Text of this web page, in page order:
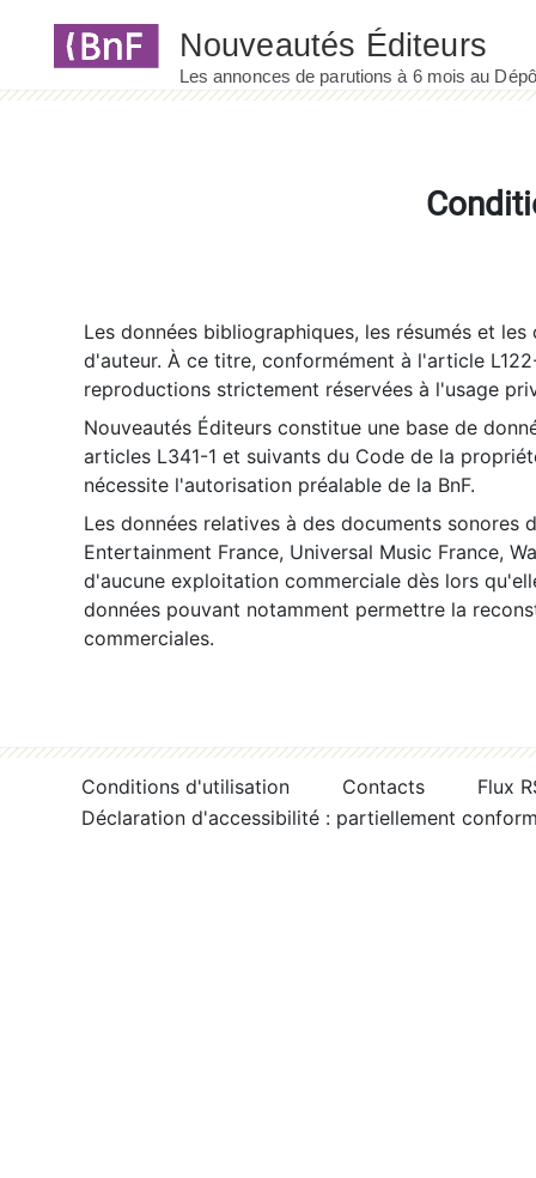
Les données bibliographiques, les résumés et
d'auteur. À ce titre, conformément à l'article
reproductions strictement réservées à l'usage
Nouveautés Éditeurs constitue une base de
articles L341-1 et suivants du Code de la
nécessite l'autorisation préalable de la BnF.
Les données relatives à des documents sonores
Entertainment France, Universal Music France,
d'aucune exploitation commerciale dès lors
données pouvant notamment permettre la
commerciales.
Conditions d'utilisation Contacts
Flux
Déclaration d'accessibilité : partiellement